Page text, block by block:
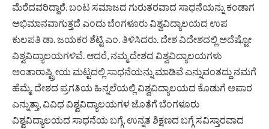
ಮೆರೆದವರಿದ್ದಾರೆ. ಬಂಟ ಸಮಾಜದ ಗುರುತರವಾದ ಸಾಧನೆಯನ್ನು ಕಂಡಾಗ
ಅಭಿಮಾನವಾಗುತ್ತದೆ ಎಂದು ಬೆಂಗಳೂರು ವಿಶ್ವವಿದ್ಯಾಲಯದ ಉಪ
ಕುಲಪತಿ ಡಾ. ಜಯಕರ ಶೆಟ್ಟಿ ಎಂ. ತಿಳಿಸಿದರು. ದೇಶ ವಿದೇಶದಲ್ಲಿ ಅದೆಷ್ಟೋ
ವಿಶ್ವವಿದ್ಯಾಲಯಗಳಿವೆ. ಆದರೆ, ನಮ್ಮ ದೇಶದ ವಿಶ್ವವಿದ್ಯಾಲಯಗಳು
ಅಂತಾರಾಷ್ಟ್ರೀಯ ಮಟ್ಟದಲ್ಲಿ ಸಾಧನೆಯನ್ನು ಮಾಡಿವೆ ಎನ್ನುವಂತದ್ದು ನಮಗೆ
ಹೆಮ್ಮೆ. ದೇಶದ ಪ್ರಗತಿಯ ಹಿನ್ನಲೆಯಲ್ಲಿ ವಿಶ್ವವಿದ್ಯಾಲಯದ ಕೊಡುಗೆ ಅಪಾರ
ಎನ್ನುತ್ತಾ, ವಿವಿಧ ವಿಶ್ವವಿದ್ಯಾಲಯಗಳ ಜೊತೆಗೆ ಬೆಂಗಳೂರು
ವಿಶ್ವವಿದ್ಯಾಲಯದ ಸಾಧನೆಯ ಬಗ್ಗೆ, ಉನ್ನತ ಶಿಕ್ಷಣದ ಬಗ್ಗೆ ಸವಿಸ್ತಾರವಾದ